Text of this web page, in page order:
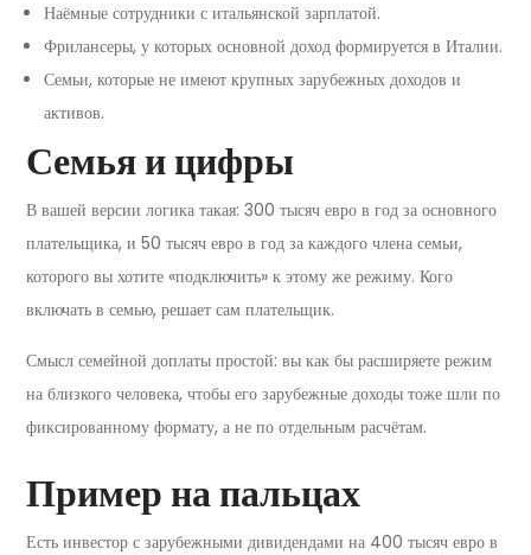
Наёмные сотрудники с итальянской зарплатой.
Фрилансеры, у которых основной доход формируется в Италии.
Семьи, которые не имеют крупных зарубежных доходов и
активов.
Семья и цифры
В вашей версии логика такая: 300 тысяч евро в год за основного
плательщика, и 50 тысяч евро в год за каждого члена семьи,
которого вы хотите «подключить» к этому же режиму. Кого
включать в семью, решает сам плательщик.
Смысл семейной доплаты простой: вы как бы расширяете режим
на близкого человека, чтобы его зарубежные доходы тоже шли по
фиксированному формату, а не по отдельным расчётам.
Пример на пальцах
Есть инвестор с зарубежными дивидендами на 400 тысяч евро в